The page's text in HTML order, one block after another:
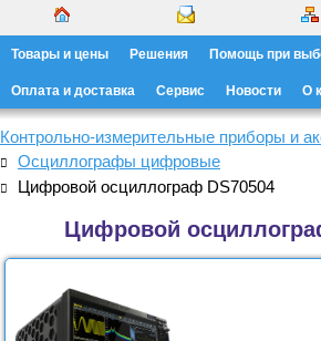
Товары и цены Решения Помощь при
Оплата и доставка Сервис Новости О
Контрольно-измерительные приборы и
Осциллографы цифровые
Цифровой осциллограф DS70504
Цифровой